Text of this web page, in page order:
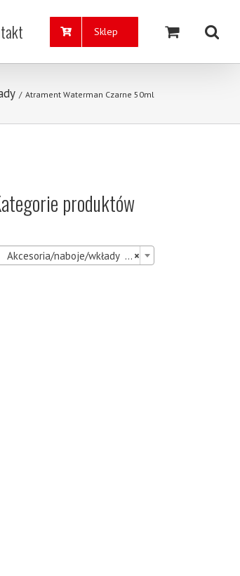
Sklep
/ Atrament Waterman Czarne 50ml
produktów
×
Akcesoria/naboje/wkłady (41)